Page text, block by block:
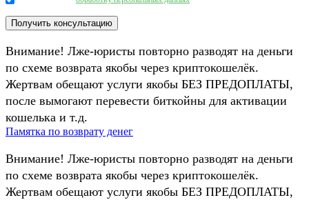
Внимание! Лже-юристы повторно разводят на деньги
по схеме возврата якобы через криптокошелёк.
Жертвам обещают услуги якобы БЕЗ ПРЕДОПЛАТЫ,
после вымогают перевести биткойны для активации
кошелька и т.д.
Памятка по возврату денег
Внимание! Лже-юристы повторно разводят на деньги
по схеме возврата якобы через криптокошелёк.
Жертвам обещают услуги якобы БЕЗ ПРЕДОПЛАТЫ,